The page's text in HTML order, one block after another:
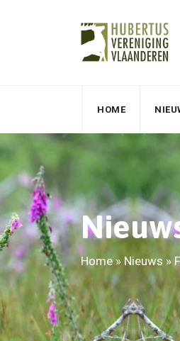
HOME
Home» Nieuws »